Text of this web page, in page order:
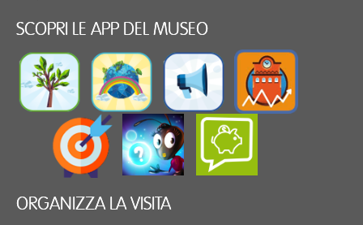
SCOPRI LE APP DEL MUSEO
ORGANIZZA LA VISITA